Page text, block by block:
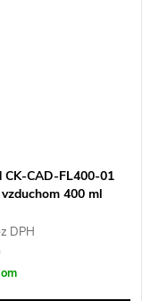
CK-CAD-FL400-01
400 ml
DPH